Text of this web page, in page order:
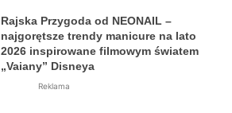
Rajska Przygoda od NEONAIL –
najgorętsze trendy manicure na lato
2026 inspirowane filmowym światem
„Vaiany” Disneya
Reklama